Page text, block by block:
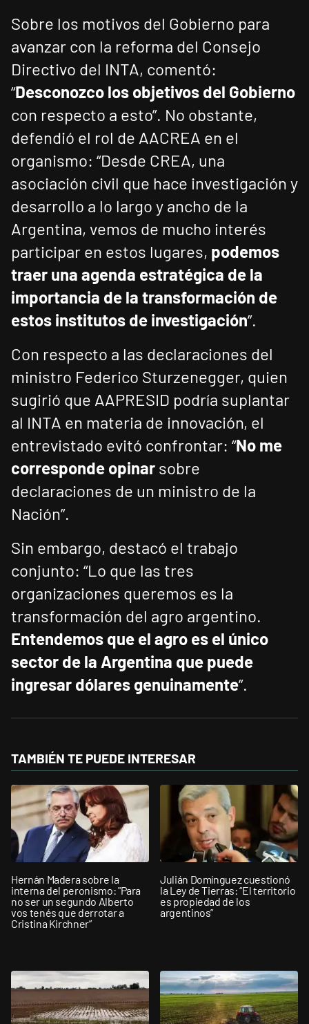
Sobre los motivos del Gobierno para
avanzar con la reforma del Consejo
Directivo del INTA, comentó:
“Desconozco los objetivos del Gobierno
con respecto a esto”. No obstante,
defendió el rol de AACREA en el
organismo: “Desde CREA, una
asociación civil que hace investigación y
desarrollo a lo largo y ancho de la
Argentina, vemos de mucho interés
participar en estos lugares, podemos
traer una agenda estratégica de la
importancia de la transformación de
estos institutos de investigación”.
Con respecto a las declaraciones del
ministro Federico Sturzenegger, quien
sugirió que AAPRESID podría suplantar
al INTA en materia de innovación, el
entrevistado evitó confrontar: “No me
corresponde opinar sobre
declaraciones de un ministro de la
Nación”.
Sin embargo, destacó el trabajo
conjunto: “Lo que las tres
organizaciones queremos es la
transformación del agro argentino.
Entendemos que el agro es el único
sector de la Argentina que puede
ingresar dólares genuinamente”.
TAMBIÉN TE PUEDE INTERESAR
Hernán Madera sobre la
interna del peronismo: "Para
no ser un segundo Alberto
vos tenés que derrotar a
Cristina Kirchner”
Julián Domínguez cuestionó
la Ley de Tierras: “El territorio
es propiedad de los
argentinos”